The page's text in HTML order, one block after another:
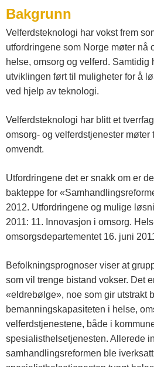
e
s
t
f
o
l
d
o
g
t
e
Bakgrunn
Velferdsteknologi har vokst frem
utfordringene som Norge møter nå
helse, omsorg og velferd. Samtidig
utviklingen ført til muligheter for å
ved hjelp av teknologi.
Velferdsteknologi har blitt et
omsorg- og velferdstjenester møter
omvendt.
Utfordringene det er snakk om er
bakteppe for
2012. Utfordringene og mulige
2011: 11. Innovasjon i omsorg.
omsorgsdepartementet 16. juni
Befolkningsprognoser viser at
som vil trenge bistand vokser. Det
«eldrebølge», noe som gir utstrakt
bemanningskapasiteten i helse,
velferdstjenestene, både i
spesialisthelsetjenesten. Allerede
samhandlingsreformen ble